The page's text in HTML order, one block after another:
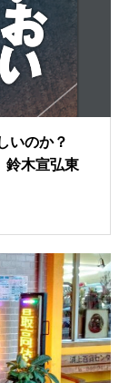
いのか？
鈴木宣弘東